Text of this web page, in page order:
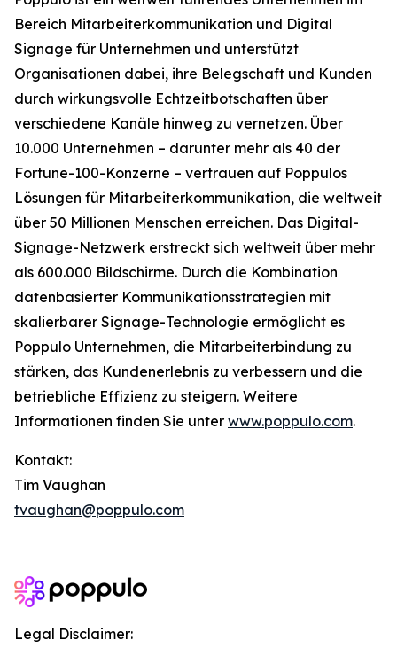
Bereich Mitarbeiterkommunikation und Digital
Signage für Unternehmen und unterstützt
Organisationen dabei, ihre Belegschaft und Kunden
durch wirkungsvolle Echtzeitbotschaften über
verschiedene Kanäle hinweg zu vernetzen. Über
10.000 Unternehmen – darunter mehr als 40 der
Fortune-100-Konzerne – vertrauen auf Poppulos
Lösungen für Mitarbeiterkommunikation, die weltweit
über 50 Millionen Menschen erreichen. Das Digital-
Signage-Netzwerk erstreckt sich weltweit über mehr
als 600.000 Bildschirme. Durch die Kombination
datenbasierter Kommunikationsstrategien mit
skalierbarer Signage-Technologie ermöglicht es
Poppulo Unternehmen, die Mitarbeiterbindung zu
stärken, das Kundenerlebnis zu verbessern und die
betriebliche Effizienz zu steigern. Weitere
Informationen finden Sie unter www.poppulo.com.
Kontakt:
Tim Vaughan
tvaughan@poppulo.com
Legal Disclaimer: